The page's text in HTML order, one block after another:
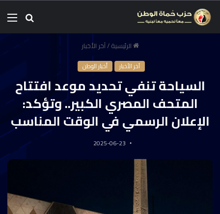
الرئيسية/آخر الأخبار
آخر الأخبار أخبار الوطن
السياحة تنفي تحديد موعد افتتاح
المتحف المصري الكبير.. وتؤكد:
الإعلان الرسمي في الوقت المناسب
2025-06-23